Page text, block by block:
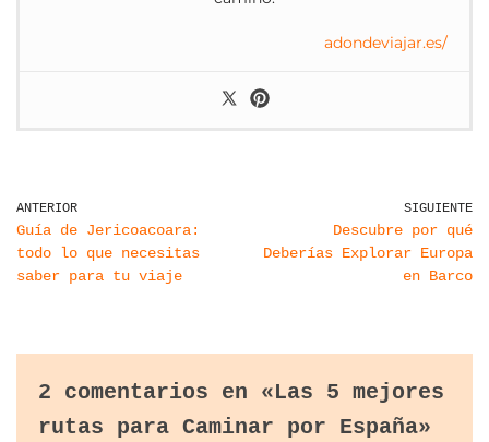
adondeviajar.es/
ANTERIOR
Guía de Jericoacoara:
todo lo que necesitas
saber para tu viaje
SIGUIENTE
Descubre por qué
Deberías Explorar Europa
en Barco
2 comentarios en «Las 5 mejores
rutas para Caminar por España»